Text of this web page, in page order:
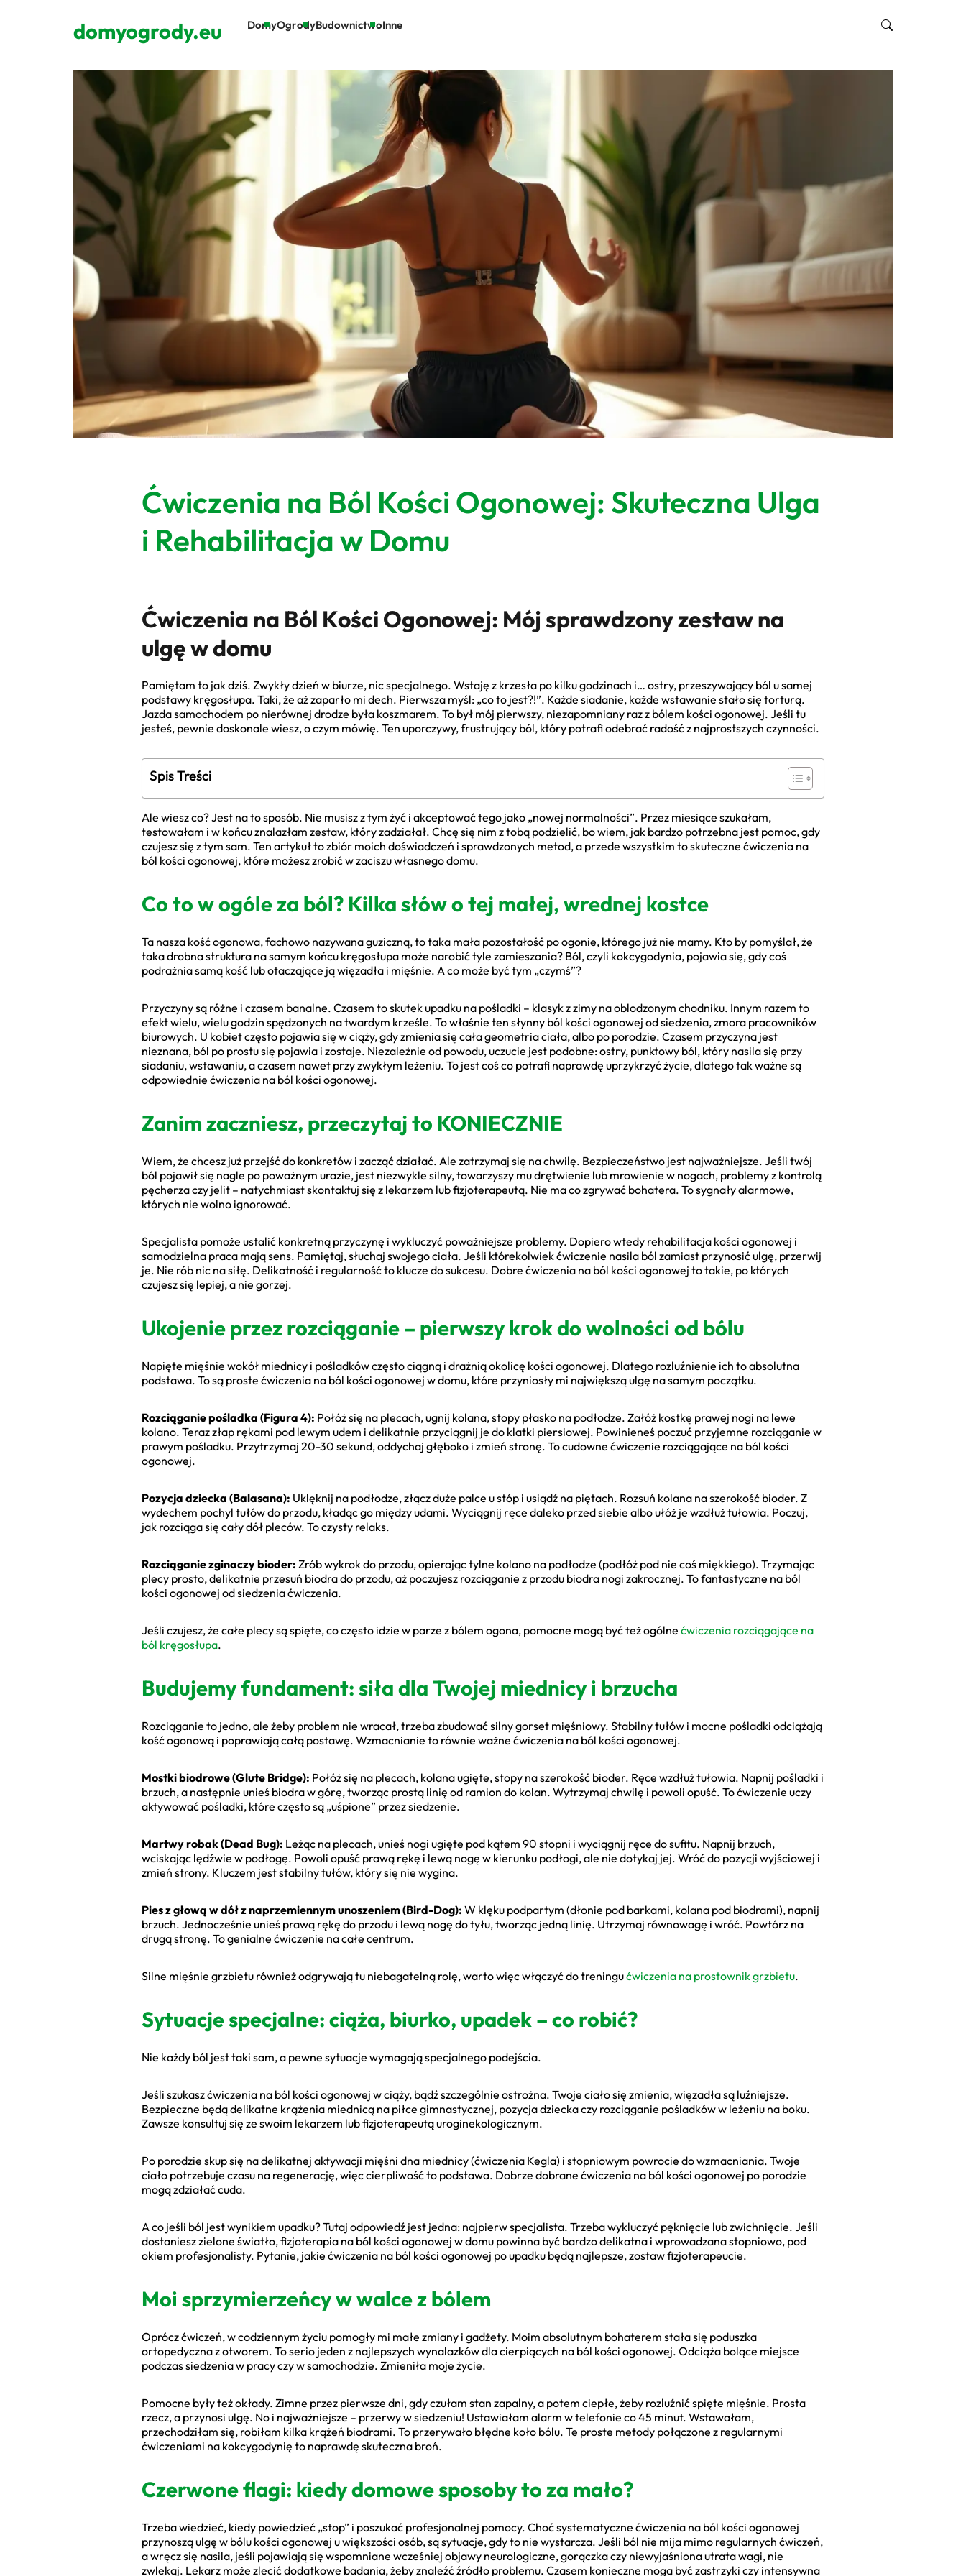
domyogrody.eu DomyOgrodyBudownictwoInne
Ćwiczenia na Ból Kości Ogonowej: Skuteczna Ulga
i Rehabilitacja w Domu
Ćwiczenia na Ból Kości Ogonowej: Mój sprawdzony zestaw na
ulgę w domu
Pamiętam to jak dziś. Zwykły dzień w biurze, nic specjalnego. Wstaję z krzesła po kilku godzinach i… ostry, przeszywający ból u samej
podstawy kręgosłupa. Taki, że aż zaparło mi dech. Pierwsza myśl: „co to jest?!”. Każde siadanie, każde wstawanie stało się torturą.
Jazda samochodem po nierównej drodze była koszmarem. To był mój pierwszy, niezapomniany raz z bólem kości ogonowej. Jeśli tu
jesteś, pewnie doskonale wiesz, o czym mówię. Ten uporczywy, frustrujący ból, który potrafi odebrać radość z najprostszych czynności.
Spis Treści
Ale wiesz co? Jest na to sposób. Nie musisz z tym żyć i akceptować tego jako „nowej normalności”. Przez miesiące szukałam,
testowałam i w końcu znalazłam zestaw, który zadziałał. Chcę się nim z tobą podzielić, bo wiem, jak bardzo potrzebna jest pomoc, gdy
czujesz się z tym sam. Ten artykuł to zbiór moich doświadczeń i sprawdzonych metod, a przede wszystkim to skuteczne ćwiczenia na
ból kości ogonowej, które możesz zrobić w zaciszu własnego domu.
Co to w ogóle za ból? Kilka słów o tej małej, wrednej kostce
Ta nasza kość ogonowa, fachowo nazywana guziczną, to taka mała pozostałość po ogonie, którego już nie mamy. Kto by pomyślał, że
taka drobna struktura na samym końcu kręgosłupa może narobić tyle zamieszania? Ból, czyli kokcygodynia, pojawia się, gdy coś
podrażnia samą kość lub otaczające ją więzadła i mięśnie. A co może być tym „czymś”?
Przyczyny są różne i czasem banalne. Czasem to skutek upadku na pośladki – klasyk z zimy na oblodzonym chodniku. Innym razem to
efekt wielu, wielu godzin spędzonych na twardym krześle. To właśnie ten słynny ból kości ogonowej od siedzenia, zmora pracowników
biurowych. U kobiet często pojawia się w ciąży, gdy zmienia się cała geometria ciała, albo po porodzie. Czasem przyczyna jest
nieznana, ból po prostu się pojawia i zostaje. Niezależnie od powodu, uczucie jest podobne: ostry, punktowy ból, który nasila się przy
siadaniu, wstawaniu, a czasem nawet przy zwykłym leżeniu. To jest coś co potrafi naprawdę uprzykrzyć życie, dlatego tak ważne są
odpowiednie ćwiczenia na ból kości ogonowej.
Zanim zaczniesz, przeczytaj to KONIECZNIE
Wiem, że chcesz już przejść do konkretów i zacząć działać. Ale zatrzymaj się na chwilę. Bezpieczeństwo jest najważniejsze. Jeśli twój
ból pojawił się nagle po poważnym urazie, jest niezwykle silny, towarzyszy mu drętwienie lub mrowienie w nogach, problemy z kontrolą
pęcherza czy jelit – natychmiast skontaktuj się z lekarzem lub fizjoterapeutą. Nie ma co zgrywać bohatera. To sygnały alarmowe,
których nie wolno ignorować.
Specjalista pomoże ustalić konkretną przyczynę i wykluczyć poważniejsze problemy. Dopiero wtedy rehabilitacja kości ogonowej i
samodzielna praca mają sens. Pamiętaj, słuchaj swojego ciała. Jeśli którekolwiek ćwiczenie nasila ból zamiast przynosić ulgę, przerwij
je. Nie rób nic na siłę. Delikatność i regularność to klucze do sukcesu. Dobre ćwiczenia na ból kości ogonowej to takie, po których
czujesz się lepiej, a nie gorzej.
Ukojenie przez rozciąganie – pierwszy krok do wolności od bólu
Napięte mięśnie wokół miednicy i pośladków często ciągną i drażnią okolicę kości ogonowej. Dlatego rozluźnienie ich to absolutna
podstawa. To są proste ćwiczenia na ból kości ogonowej w domu, które przyniosły mi największą ulgę na samym początku.
Rozciąganie pośladka (Figura 4): Połóż się na plecach, ugnij kolana, stopy płasko na podłodze. Załóż kostkę prawej nogi na lewe
kolano. Teraz złap rękami pod lewym udem i delikatnie przyciągnij je do klatki piersiowej. Powinieneś poczuć przyjemne rozciąganie w
prawym pośladku. Przytrzymaj 20-30 sekund, oddychaj głęboko i zmień stronę. To cudowne ćwiczenie rozciągające na ból kości
ogonowej.
Pozycja dziecka (Balasana): Uklęknij na podłodze, złącz duże palce u stóp i usiądź na piętach. Rozsuń kolana na szerokość bioder. Z
wydechem pochyl tułów do przodu, kładąc go między udami. Wyciągnij ręce daleko przed siebie albo ułóż je wzdłuż tułowia. Poczuj,
jak rozciąga się cały dół pleców. To czysty relaks.
Rozciąganie zginaczy bioder: Zrób wykrok do przodu, opierając tylne kolano na podłodze (podłóż pod nie coś miękkiego). Trzymając
plecy prosto, delikatnie przesuń biodra do przodu, aż poczujesz rozciąganie z przodu biodra nogi zakrocznej. To fantastyczne na ból
kości ogonowej od siedzenia ćwiczenia.
Jeśli czujesz, że całe plecy są spięte, co często idzie w parze z bólem ogona, pomocne mogą być też ogólne ćwiczenia rozciągające na
ból kręgosłupa.
Budujemy fundament: siła dla Twojej miednicy i brzucha
Rozciąganie to jedno, ale żeby problem nie wracał, trzeba zbudować silny gorset mięśniowy. Stabilny tułów i mocne pośladki odciążają
kość ogonową i poprawiają całą postawę. Wzmacnianie to równie ważne ćwiczenia na ból kości ogonowej.
Mostki biodrowe (Glute Bridge): Połóż się na plecach, kolana ugięte, stopy na szerokość bioder. Ręce wzdłuż tułowia. Napnij pośladki i
brzuch, a następnie unieś biodra w górę, tworząc prostą linię od ramion do kolan. Wytrzymaj chwilę i powoli opuść. To ćwiczenie uczy
aktywować pośladki, które często są „uśpione” przez siedzenie.
Martwy robak (Dead Bug): Leżąc na plecach, unieś nogi ugięte pod kątem 90 stopni i wyciągnij ręce do sufitu. Napnij brzuch,
wciskając lędźwie w podłogę. Powoli opuść prawą rękę i lewą nogę w kierunku podłogi, ale nie dotykaj jej. Wróć do pozycji wyjściowej i
zmień strony. Kluczem jest stabilny tułów, który się nie wygina.
Pies z głową w dół z naprzemiennym unoszeniem (Bird-Dog): W klęku podpartym (dłonie pod barkami, kolana pod biodrami), napnij
brzuch. Jednocześnie unieś prawą rękę do przodu i lewą nogę do tyłu, tworząc jedną linię. Utrzymaj równowagę i wróć. Powtórz na
drugą stronę. To genialne ćwiczenie na całe centrum.
Silne mięśnie grzbietu również odgrywają tu niebagatelną rolę, warto więc włączyć do treningućwiczenia na prostownik grzbietu.
Sytuacje specjalne: ciąża, biurko, upadek – co robić?
Nie każdy ból jest taki sam, a pewne sytuacje wymagają specjalnego podejścia.
Jeśli szukasz ćwiczenia na ból kości ogonowej w ciąży, bądź szczególnie ostrożna. Twoje ciało się zmienia, więzadła są luźniejsze.
Bezpieczne będą delikatne krążenia miednicą na piłce gimnastycznej, pozycja dziecka czy rozciąganie pośladków w leżeniu na boku.
Zawsze konsultuj się ze swoim lekarzem lub fizjoterapeutą uroginekologicznym.
Po porodzie skup się na delikatnej aktywacji mięśni dna miednicy (ćwiczenia Kegla) i stopniowym powrocie do wzmacniania. Twoje
ciało potrzebuje czasu na regenerację, więc cierpliwość to podstawa. Dobrze dobrane ćwiczenia na ból kości ogonowej po porodzie
mogą zdziałać cuda.
A co jeśli ból jest wynikiem upadku? Tutaj odpowiedź jest jedna: najpierw specjalista. Trzeba wykluczyć pęknięcie lub zwichnięcie. Jeśli
dostaniesz zielone światło, fizjoterapia na ból kości ogonowej w domu powinna być bardzo delikatna i wprowadzana stopniowo, pod
okiem profesjonalisty. Pytanie, jakie ćwiczenia na ból kości ogonowej po upadku będą najlepsze, zostaw fizjoterapeucie.
Moi sprzymierzeńcy w walce z bólem
Oprócz ćwiczeń, w codziennym życiu pomogły mi małe zmiany i gadżety. Moim absolutnym bohaterem stała się poduszka
ortopedyczna z otworem. To serio jeden z najlepszych wynalazków dla cierpiących na ból kości ogonowej. Odciąża bolące miejsce
podczas siedzenia w pracy czy w samochodzie. Zmieniła moje życie.
Pomocne były też okłady. Zimne przez pierwsze dni, gdy czułam stan zapalny, a potem ciepłe, żeby rozluźnić spięte mięśnie. Prosta
rzecz, a przynosi ulgę. No i najważniejsze – przerwy w siedzeniu! Ustawiałam alarm w telefonie co 45 minut. Wstawałam,
przechodziłam się, robiłam kilka krążeń biodrami. To przerywało błędne koło bólu. Te proste metody połączone z regularnymi
ćwiczeniami na kokcygodynię to naprawdę skuteczna broń.
Czerwone flagi: kiedy domowe sposoby to za mało?
Trzeba wiedzieć, kiedy powiedzieć „stop” i poszukać profesjonalnej pomocy. Choć systematyczne ćwiczenia na ból kości ogonowej
przynoszą ulgę w bólu kości ogonowej u większości osób, są sytuacje, gdy to nie wystarcza. Jeśli ból nie mija mimo regularnych ćwiczeń,
a wręcz się nasila, jeśli pojawiają się wspomniane wcześniej objawy neurologiczne, gorączka czy niewyjaśniona utrata wagi, nie
zwlekaj. Lekarz może zlecić dodatkowe badania, żeby znaleźć źródło problemu. Czasem konieczne mogą być zastrzyki czy intensywna